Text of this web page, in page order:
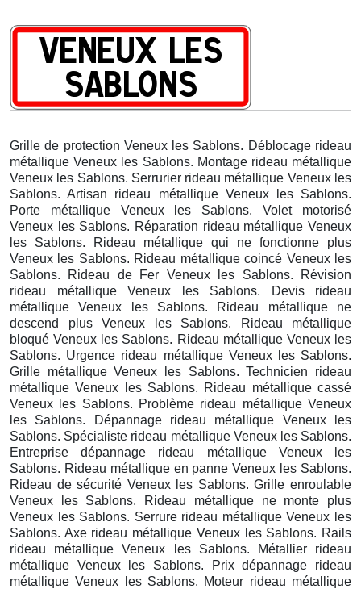
Grille de protection Veneux les Sablons. Déblocage rideau
métallique Veneux les Sablons. Montage rideau métallique
Veneux les Sablons. Serrurier rideau métallique Veneux les
Sablons. Artisan rideau métallique Veneux les Sablons.
Porte métallique Veneux les Sablons. Volet motorisé
Veneux les Sablons. Réparation rideau métallique Veneux
les Sablons. Rideau métallique qui ne fonctionne plus
Veneux les Sablons. Rideau métallique coincé Veneux les
Sablons. Rideau de Fer Veneux les Sablons. Révision
rideau métallique Veneux les Sablons. Devis rideau
métallique Veneux les Sablons. Rideau métallique ne
descend plus Veneux les Sablons. Rideau métallique
bloqué Veneux les Sablons. Rideau métallique Veneux les
Sablons. Urgence rideau métallique Veneux les Sablons.
Grille métallique Veneux les Sablons. Technicien rideau
métallique Veneux les Sablons. Rideau métallique cassé
Veneux les Sablons. Problème rideau métallique Veneux
les Sablons. Dépannage rideau métallique Veneux les
Sablons. Spécialiste rideau métallique Veneux les Sablons.
Entreprise dépannage rideau métallique Veneux les
Sablons. Rideau métallique en panne Veneux les Sablons.
Rideau de sécurité Veneux les Sablons. Grille enroulable
Veneux les Sablons. Rideau métallique ne monte plus
Veneux les Sablons. Serrure rideau métallique Veneux les
Sablons. Axe rideau métallique Veneux les Sablons. Rails
rideau métallique Veneux les Sablons. Métallier rideau
métallique Veneux les Sablons. Prix dépannage rideau
métallique Veneux les Sablons. Moteur rideau métallique